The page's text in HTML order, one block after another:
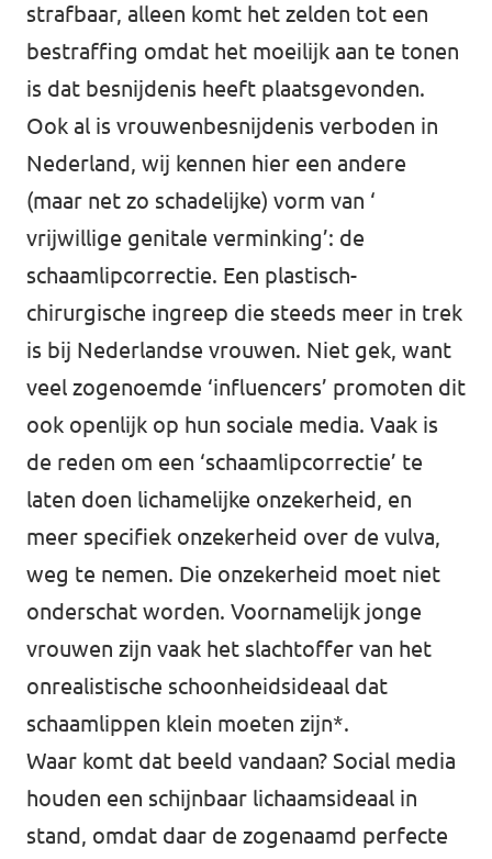
strafbaar, alleen komt het zelden tot een
bestraffing omdat het moeilijk aan te tonen
is dat besnijdenis heeft plaatsgevonden.
Ook al is vrouwenbesnijdenis verboden in
Nederland, wij kennen hier een andere
(maar net zo schadelijke) vorm van ‘
vrijwillige genitale verminking’: de
schaamlipcorrectie. Een plastisch-
chirurgische ingreep die steeds meer in trek
is bij Nederlandse vrouwen. Niet gek, want
veel zogenoemde ‘influencers’ promoten dit
ook openlijk op hun sociale media. Vaak is
de reden om een ‘schaamlipcorrectie’ te
laten doen lichamelijke onzekerheid, en
meer specifiek onzekerheid over de vulva,
weg te nemen. Die onzekerheid moet niet
onderschat worden. Voornamelijk jonge
vrouwen zijn vaak het slachtoffer van het
onrealistische schoonheidsideaal dat
schaamlippen klein moeten zijn*.
Waar komt dat beeld vandaan? Social media
houden een schijnbaar lichaamsideaal in
stand, omdat daar de zogenaamd perfecte